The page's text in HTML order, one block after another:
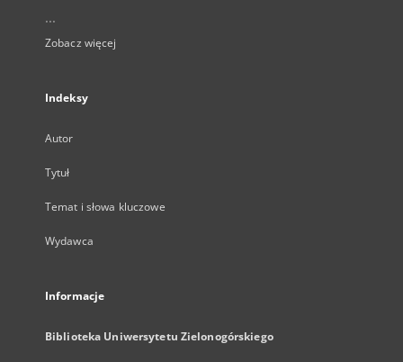
...
Zobacz więcej
Indeksy
Autor
Tytuł
Temat i słowa kluczowe
Wydawca
Informacje
Biblioteka Uniwersytetu Zielonogórskiego